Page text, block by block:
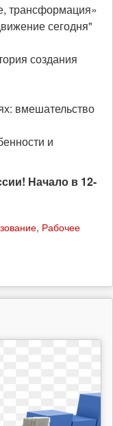
трансформация»
сегодня"
создания
вмешательство
и
Начало в 12-
, Рабочее